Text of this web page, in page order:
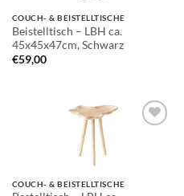
COUCH- & BEISTELLTISCHE
Beistelltisch – LBH ca.
45x45x47cm, Schwarz
€59,00
COUCH- & BEISTELLTISCHE